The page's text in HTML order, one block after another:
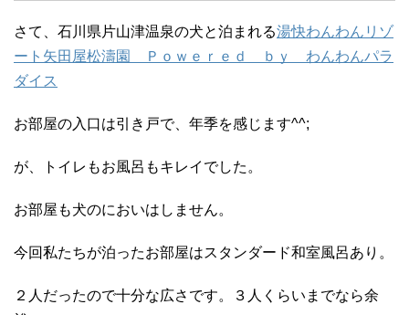
さて、石川県片山津温泉の犬と泊まれる湯快わんわんリゾ
ート矢田屋松濤園 Ｐｏｗｅｒｅｄ ｂｙ わんわんパラ
ダイス
お部屋の入口は引き戸で、年季を感じます^^;
が、トイレもお風呂もキレイでした。
お部屋も犬のにおいはしません。
今回私たちが泊ったお部屋はスタンダード和室風呂あり。
２人だったので十分な広さです。３人くらいまでなら余